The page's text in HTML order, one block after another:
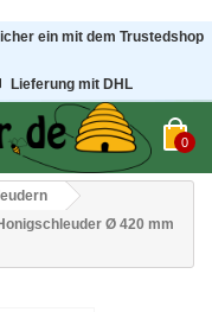
ein mit dem Trustedshop
Lieferung mit DHL
0
Ø 420 mm